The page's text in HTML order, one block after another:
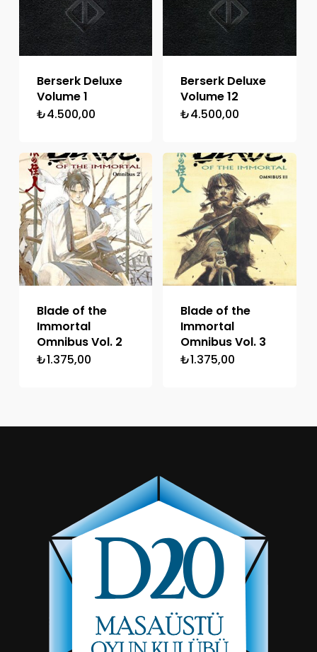
Berserk Deluxe
Volume 1
₺4.500,00
Berserk Deluxe
Volume 12
₺4.500,00
Blade of the
Immortal
Omnibus Vol. 2
₺1.375,00
Blade of the
Immortal
Omnibus Vol. 3
₺1.375,00